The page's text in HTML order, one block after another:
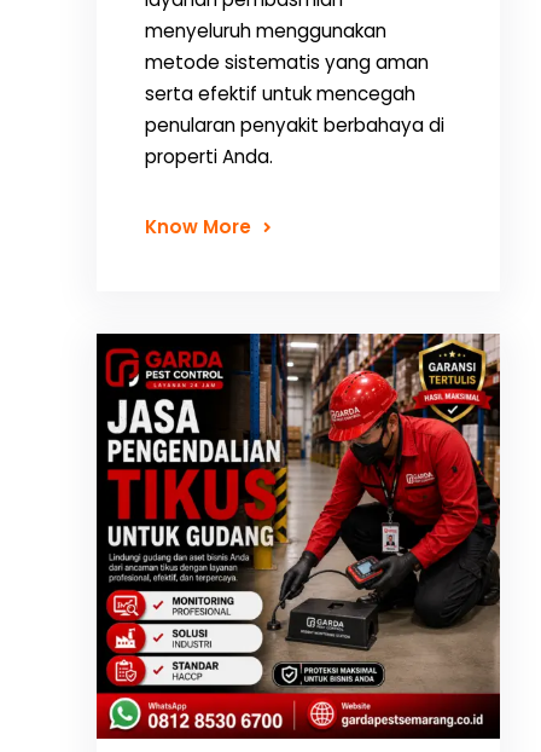
menyeluruh menggunakan
metode sistematis yang aman
serta efektif untuk mencegah
penularan penyakit berbahaya di
properti Anda.
Know More